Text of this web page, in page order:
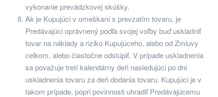
vykonanie prevádzkovej skúšky.
Ak je Kupujúci v omeškaní s prevzatím tovaru, je
Predávajúci oprávnený podľa svojej voľby buď uskladniť
tovar na náklady a riziko Kupujúceho, alebo od Zmluvy
celkom, alebo čiastočne odstúpiť. V prípade uskladnenia
sa považuje tretí kalendárny deň nasledujúci po dni
uskladnenia tovaru za deň dodania tovaru. Kupujúci je v
takom prípade, popri povinnosti uhradiť Predávajúcemu